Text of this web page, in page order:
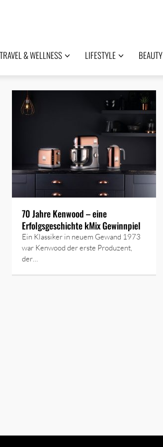
TRAVEL & WELLNESS LIFESTYLE BEAUTY
70 Jahre Kenwood – eine
Erfolgsgeschichte kMix Gewinnpiel
Ein Klassiker in neuem Gewand 1973
war Kenwood der erste Produzent,
der…